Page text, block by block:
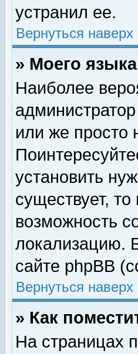
устранил ее.
Вернуться наверх
» Моего
Наиболее
или же просто
установить
существует,
возможность
локализацию.
сайте phpBB
Вернуться наверх
» Как
На страницах